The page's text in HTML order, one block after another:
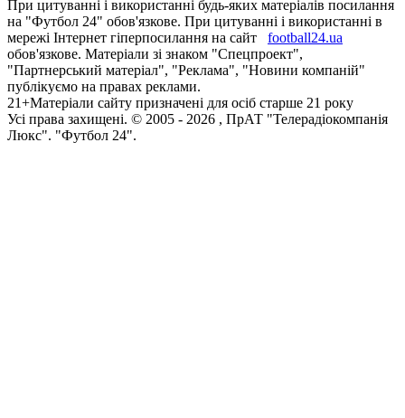
При цитуванні і використанні будь-яких матеріалів посилання
на "Футбол 24" обов'язкове. При цитуванні і використанні в
мережі Інтернет гіперпосилання на сайт
football24.ua
обов'язкове. Матеріали зі знаком "Спецпроект",
"Партнерський матеріал", "Реклама", "Новини компаній"
публікуємо на правах реклами.
21+Матеріали сайту призначені для осіб старше 21 року
Усi права захищенi. © 2005 - 2026 , ПрАТ "Телерадіокомпанія
Люкс". "Футбол 24".